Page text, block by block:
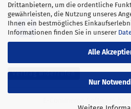
Drittanbietern, um die ordentliche
gewährleisten, die Nutzung unseres
Ihnen ein bestmögliches
Informationen finden Sie in unserer
Alle
Nur
Folge uns auf...
Vertrag widerrufen